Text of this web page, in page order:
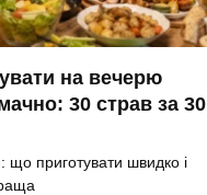
на вечерю
30 страв за 30
що приготувати швидко і